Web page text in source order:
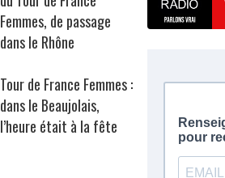
Femmes, de passage
dans le Rhône
Tour de France Femmes :
dans le Beaujolais,
l’heure était à la fête